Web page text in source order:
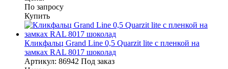
По запросу
Купить
Кликфальц Grand Line 0,5 Quarzit lite с пленкой на
замках RAL 8017 шоколад
Артикул: 86942 Под заказ